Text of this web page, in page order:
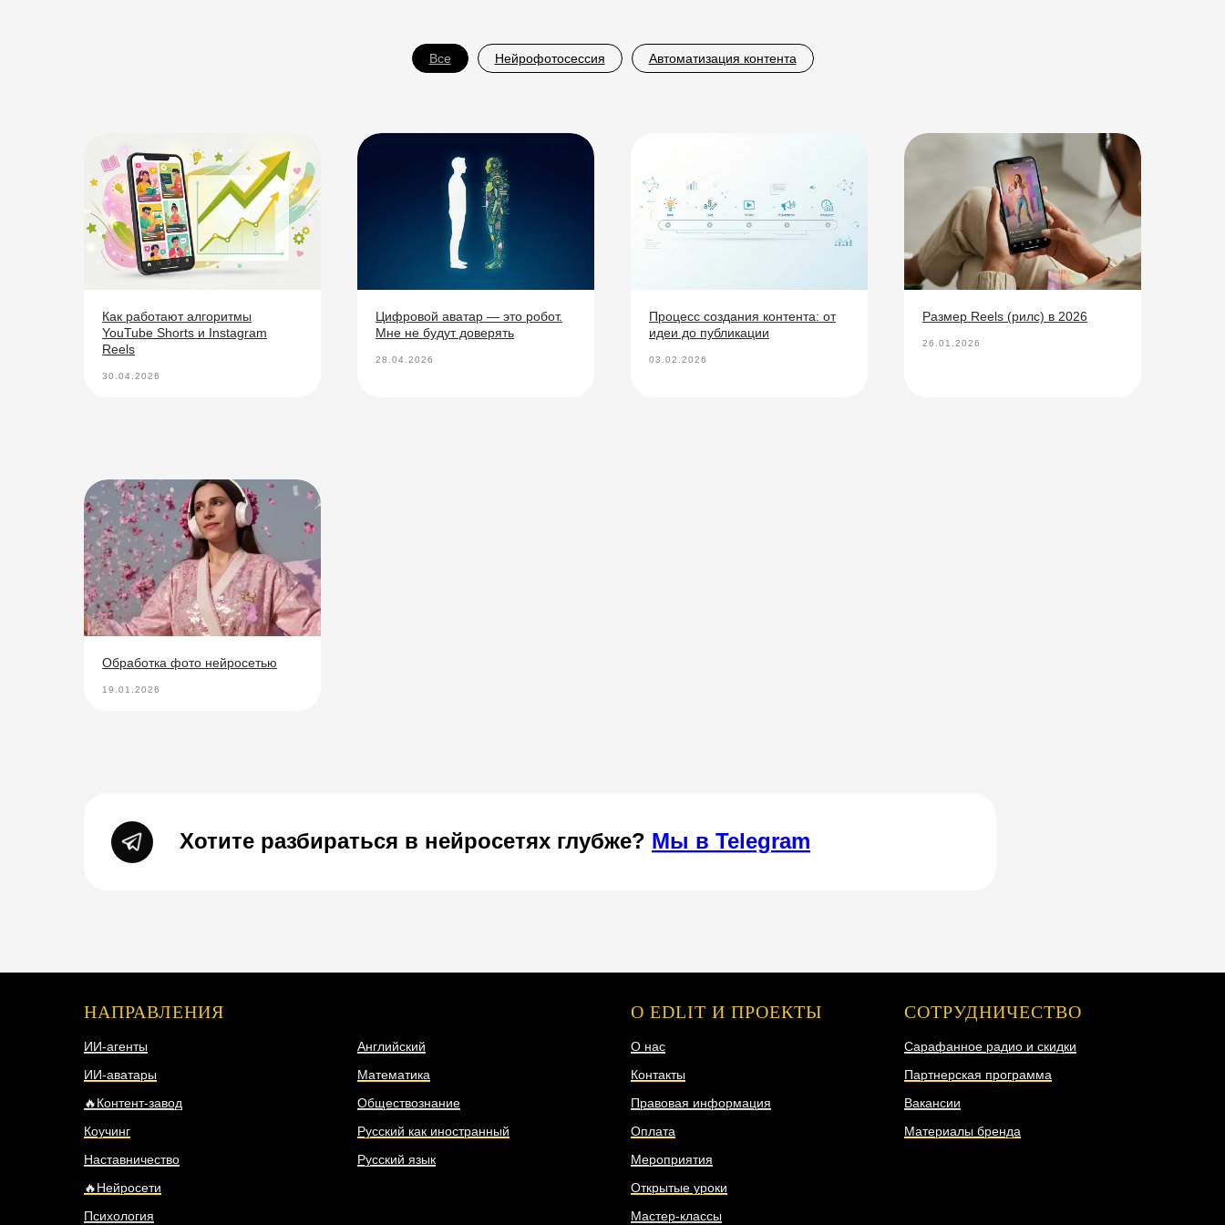
Все Нейрофотосессия Автоматизация контента
Как работают алгоритмы
YouTube Shorts и Instagram
Reels
30.04.2026
Цифровой аватар — это робот.
Мне не будут доверять
28.04.2026
Процесс создания контента: от
идеи до публикации
03.02.2026
Размер Reels (рилс) в 2026
26.01.2026
Обработка фото нейросетью
19.01.2026
Хотите разбираться в нейросетях глубже? Мы в Telegram
НАПРАВЛЕНИЯ
ИИ-агенты
ИИ-аватары
🔥Контент-завод
Коучинг
Наставничество
🔥Нейросети
Психология
Английский
Математика
Обществознание
Русский как иностранный
Русский язык
О EDLIT И ПРОЕКТЫ
О нас
Контакты
Правовая информация
Оплата
Мероприятия
Открытые уроки
Мастер-классы
СОТРУДНИЧЕСТВО
Сарафанное радио и скидки
Партнерская программа
Вакансии
Материалы бренда